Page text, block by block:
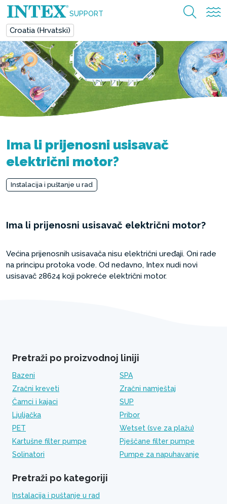
SUPPORT
Croatia (Hrvatski)
Ima li prijenosni usisavač
električni motor?
Instalacija i puštanje u rad
Ima li prijenosni usisavač električni motor?
Većina prijenosnih usisavača nisu električni uređaji. Oni rade
na principu protoka vode. Od nedavno, Intex nudi novi
usisavač 28624 koji pokreće električni motor.
Pretraži po proizvodnoj liniji
Bazeni
SPA
Zračni kreveti
Zračni namještaj
Čamci i kajaci
SUP
Ljuljačka
Pribor
PET
Wetset (sve za plažu)
Kartušne filter pumpe
Pješčane filter pumpe
Solinatori
Pumpe za napuhavanje
Pretraži po kategoriji
Instalacija i puštanje u rad